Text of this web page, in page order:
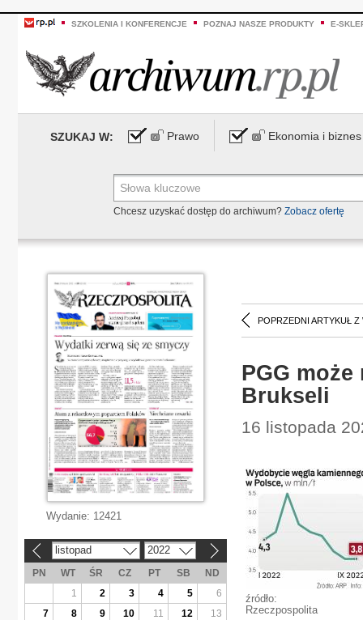
SZKOLENIA I KONFERENCJE POZNAJ NASZE PRODUKTY E-
SZUKAJ W: Prawo Ekonomia i biznes
Chcesz uzyskać dostęp do archiwum? Zobacz ofertę
POPRZEDNI ARTYKUŁ Z
PGG
Brukseli
16 listopada
źródło:
Rzeczpospolita
Wydanie: 12421
listopad 2022
PN WT ŚR CZ PT SB
ND
1
2 3 4 5
6
7
8 9 10 11 12
13